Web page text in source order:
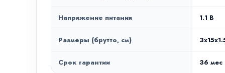
Напряжение питания 1.1 В
Размеры (брутто, см)
Срок гарантии 36 мес